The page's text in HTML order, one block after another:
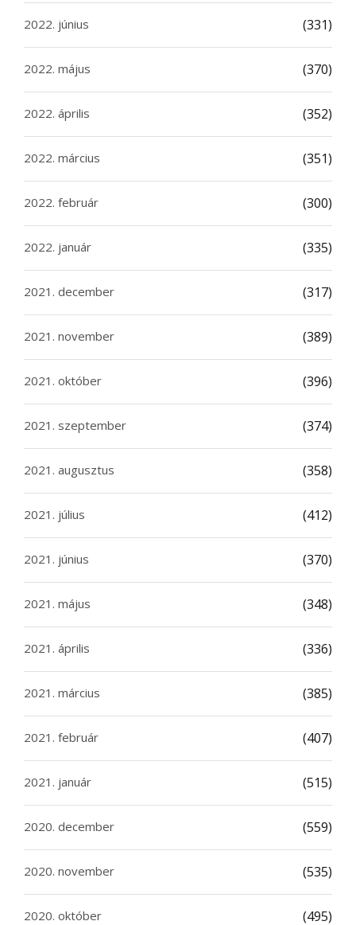
2022. június (331)
2022. május (370)
2022. április (352)
2022. március (351)
2022. február (300)
2022. január (335)
2021. december (317)
2021. november (389)
2021. október (396)
2021. szeptember (374)
2021. augusztus (358)
2021. július (412)
2021. június (370)
2021. május (348)
2021. április (336)
2021. március (385)
2021. február (407)
2021. január (515)
2020. december (559)
2020. november (535)
2020. október (495)